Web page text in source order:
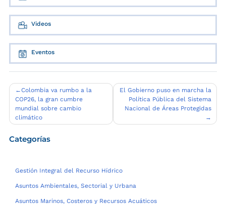
Videos
Eventos
Navegación
de
entradas
Colombia va rumbo a la
COP26, la gran cumbre
mundial sobre cambio
climático
El Gobierno puso en marcha la
Política Pública del Sistema
Nacional de Áreas Protegidas
Categorías
Gestión Integral del Recurso Hídrico
Asuntos Ambientales, Sectorial y Urbana
Asuntos Marinos, Costeros y Recursos Acuáticos